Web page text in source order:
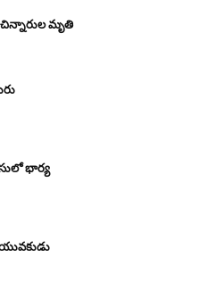
మృతి
భార్య